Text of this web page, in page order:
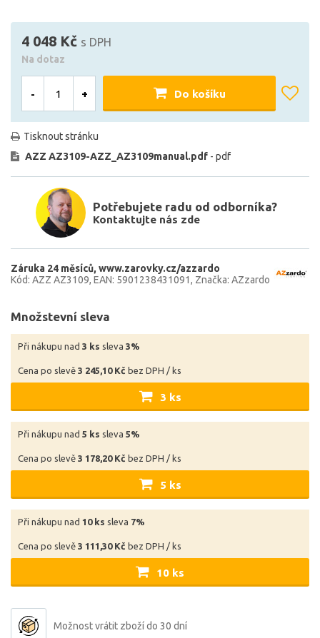
4 048 Kč s DPH
Na dotaz
- + Do košíku
Tisknout stránku
AZZ AZ3109-AZZ_AZ3109manual.pdf - pdf
Potřebujete radu od odborníka?
Kontaktujte nás zde
Záruka 24 měsíců www.zarovky.cz/azzardo
Kód: AZZ AZ3109 EAN: 5901238431091 Značka: AZzardo
Množstevní sleva
Při nákupu nad 3 ks sleva 3%
Cena po slevě 3 245,10 Kč bez DPH / ks
3 ks
Při nákupu nad 5 ks sleva 5%
Cena po slevě 3 178,20 Kč bez DPH / ks
5 ks
Při nákupu nad 10 ks sleva 7%
Cena po slevě 3 111,30 Kč bez DPH / ks
10 ks
Možnost vrátit zboží do 30 dní